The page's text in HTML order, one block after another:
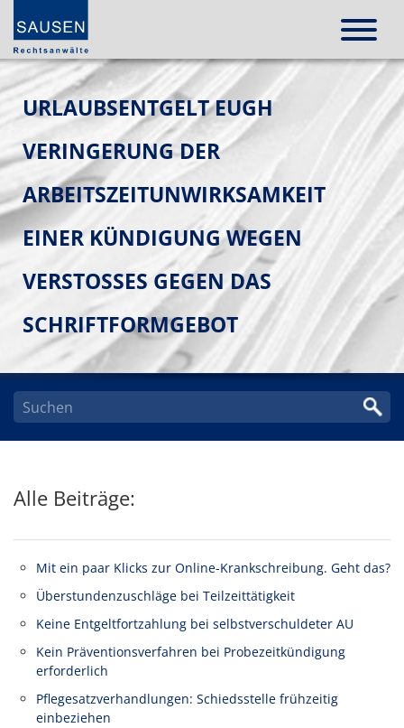
URLAUBSENTGELT EUGH
VERINGERUNG DER
ARBEITSZEITUNWIRKSAMKEIT
EINER KÜNDIGUNG WEGEN
VERSTOSSES GEGEN DAS S
CHRIFTFORMGEBOT
Alle Beiträge:
Mit ein paar Klicks zur Online-Krankschreibung. Geht das?
Überstundenzuschläge bei Teilzeittätigkeit
Keine Entgeltfortzahlung bei selbstverschuldeter AU
Kein Präventionsverfahren bei Probezeitkündigung
erforderlich
Pflegesatzverhandlungen: Schiedsstelle frühzeitig
einbeziehen